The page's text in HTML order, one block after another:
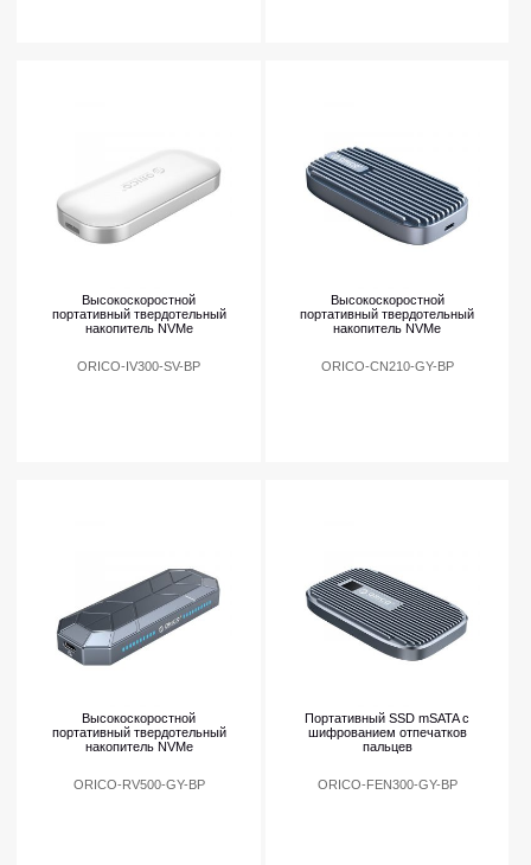
Высокоскоростной
портативный твердотельный
накопитель NVMe
ORICO-IV300-SV-BP
Высокоскоростной
портативный твердотельный
накопитель NVMe
ORICO-CN210-GY-BP
Высокоскоростной
портативный твердотельный
накопитель NVMe
ORICO-RV500-GY-BP
Портативный SSD mSATA с
шифрованием отпечатков
пальцев
ORICO-FEN300-GY-BP